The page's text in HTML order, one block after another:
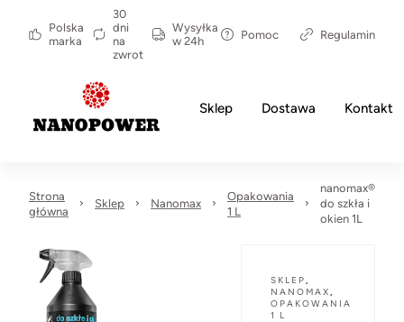
Polska
marka
30
dni
na
zwrot
Wysyłka
w 24h
Pomoc Regulamin
Sklep Dostawa Kontakt
Strona
główna
Sklep Nanomax
Opakowania
1 L
nanomax®
do szkła i
okien 1L
SKLEP,
NANOMAX,
OPAKOWANIA
1 L